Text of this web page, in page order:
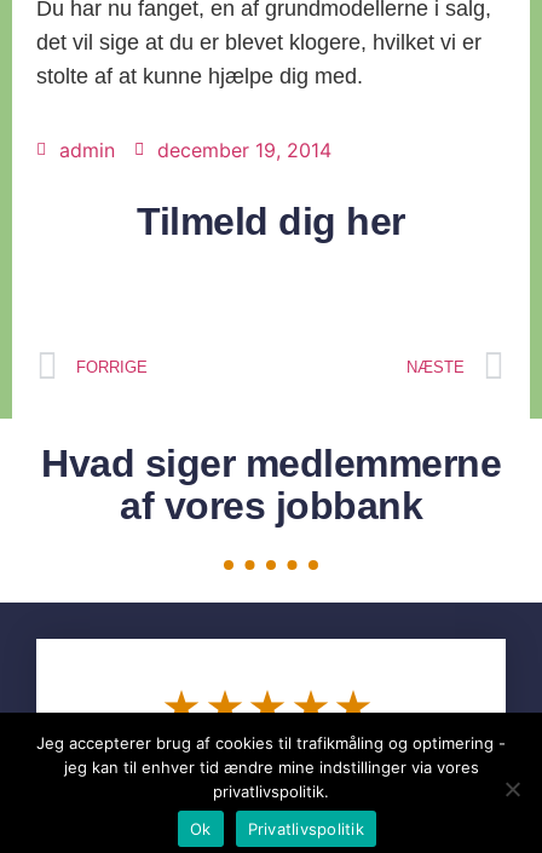
Tilmeld jobbank
Du har nu fanget, en af grundmodellerne i salg,
det vil sige at du er blevet klogere, hvilket vi er
stolte af at kunne hjælpe dig med.
admin december 19, 2014
Tilmeld dig her
FORRIGE NÆSTE
Hvad siger medlemmerne
af vores jobbank
★★★★★
Marketing job har været uvurderlige i
jagten på mit drømmejob som
projektleder. Jeg har kun været til
Jeg accepterer brug af cookies til trafikmåling og optimering -
jeg kan til enhver tid ændre mine indstillinger via vores
privatlivspolitik.
Ok
Privatlivspolitik